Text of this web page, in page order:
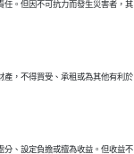
任。但因不可抗力而發生災害者，其
產，不得買受、承租或為其他有利於
分、設定負擔或擅為收益。但收益不